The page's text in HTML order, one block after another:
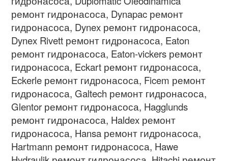
ремонт гидронасоса, Dynapac ремонт
гидронасоса, Dynex ремонт гидронасоса,
Dynex Rivett ремонт гидронасоса, Eaton
ремонт гидронасоса, Eaton-vickers ремонт
гидронасоса, Eckart ремонт гидронасоса,
Eckerle ремонт гидронасоса, Ficem ремонт
гидронасоса, Galtech ремонт гидронасоса,
Glentor ремонт гидронасоса, Hagglunds
ремонт гидронасоса, Haldex ремонт
гидронасоса, Hansa ремонт гидронасоса,
Hartmann ремонт гидронасоса, Hawe